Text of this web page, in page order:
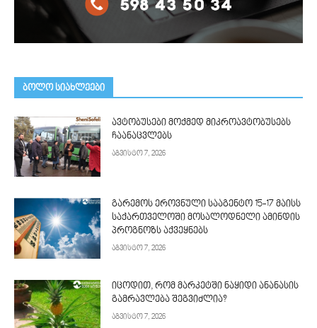
ᲑᲝᲚᲝ ᲡᲘᲐᲮᲚᲔᲔᲑᲘ
ავტობუსები მოქმედ მიკროავტობუსებს
ჩაანაცვლებს
აგვისტო 7, 2026
გარემოს ეროვნული სააგენტო 15-17 მაისს
საქართველოში მოსალოდნელი ამინდის
პროგნოზს აქვეყნებს
აგვისტო 7, 2026
იცოდით, რომ მარკეტში ნაყიდი ანანასის
გამრავლება შეგვიძლია?
აგვისტო 7, 2026